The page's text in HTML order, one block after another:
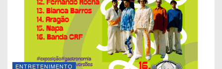
ENTRETENIMENTO